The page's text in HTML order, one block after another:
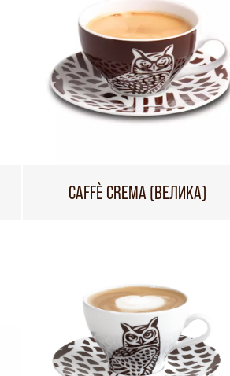
CAFFÈ CREMA (ВЕЛИКА)